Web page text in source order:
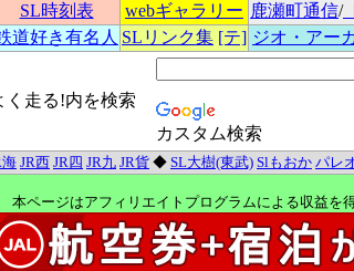
SL時刻表 webギャラリー 鹿瀬町通信/
道好き有名人 SLリンク集 [テ] ジオ・アー
く走る!内を検索
カスタム検索
海 JR西 JR四 JR九 JR貨 ◆ SL大樹(東武) Slもおか パレ
本ページはアフィリエイトプログラムによる収益を